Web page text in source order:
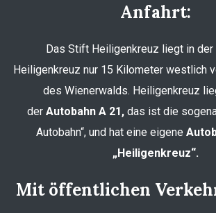
Anfahrt:
Das Stift Heiligenkreuz liegt in der
Heiligenkreuz nur 15 Kilometer westlich
des Wienerwalds. Heiligenkreuz
der Autobahn A 21, das ist die
Autobahn“, und hat eine eigene
„Heiligenkreuz“.
Mit öffentlichen